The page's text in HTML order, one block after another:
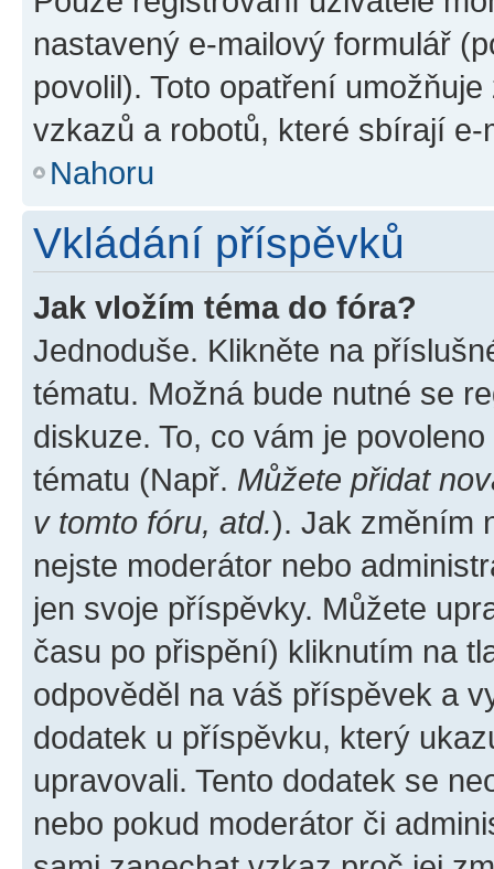
nastavený e-mailový formulář
povolil). Toto opatření
vzkazů a robotů, které sbírají e-
Nahoru
Vkládání příspěvků
Jak vložím téma do fóra?
Jednoduše. Klikněte na
tématu. Možná bude nutné se
diskuze. To, co vám je
tématu (Např. Můžete přidat
v tomto fóru, atd.). Jak změním
nejste moderátor nebo
jen svoje příspěvky. Můžete
času po přispění) kliknutím na
odpověděl na váš příspěvek a
dodatek u příspěvku, který
upravovali. Tento dodatek se
nebo pokud moderátor či